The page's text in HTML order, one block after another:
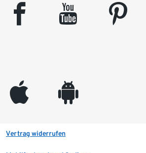
facebook youtube pinterest
appleinc android
Vertrag widerrufen